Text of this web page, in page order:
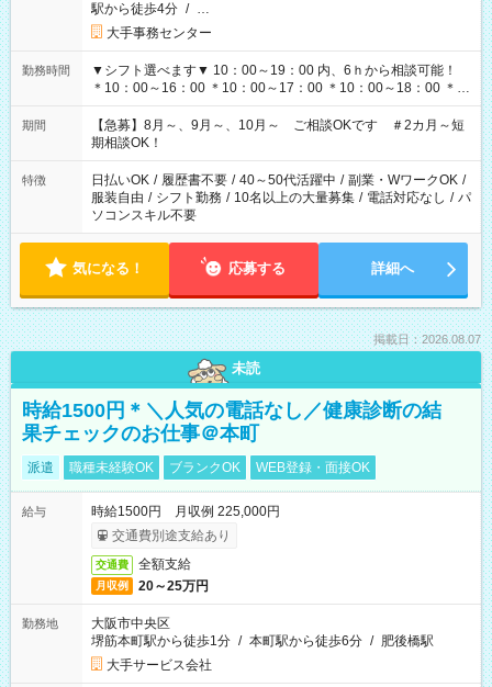
駅から徒歩4分 / …
大手事務センター
勤務時間
▼シフト選べます▼ 10：00～19：00 内、6ｈから相談可能！
＊10：00～16：00 ＊10：00～17：00 ＊10：00～18：00 ＊
11：00～19：00 ＊12：00～19：00 ＊13：00～19：00
期間
【急募】8月～、9月～、10月～ ご相談OKです ＃2カ月～短
期相談OK！
特徴 日払いOK / 履歴書不要 / 40～50代活躍中 / 副業・WワークOK /
服装自由 / シフト勤務 / 10名以上の大量募集 / 電話対応なし / パ
ソコンスキル不要
気になる！ 応募する 詳細へ
掲載日：2026.08.07
未読
時給1500円＊＼人気の電話なし／健康診断の結
果チェックのお仕事＠本町
派遣 職種未経験OK ブランクOK WEB登録・面接OK
給与
時給1500円 月収例 225,000円
交通費別途支給あり
交通費 全額支給
月収例 20～25万円
勤務地
大阪市中央区
堺筋本町駅から徒歩1分 / 本町駅から徒歩6分 / 肥後橋駅
大手サービス会社